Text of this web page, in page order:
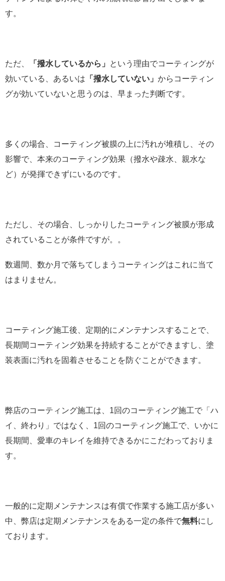
す。
ただ、 「撥水しているから」
という理由でコーティングが
効いている、あるいは 「撥水していない」 からコーティン
グが効いていないと思うのは、早まった判断です。
多くの場合、コーティング被膜の上に汚れが堆積し、その
影響で、本来のコーティング効果（撥水や疎水、親水な
ど）が発揮できずにいるのです。
ただし、その場合、しっかりしたコーティング被膜が形成
されていることが条件ですが。。
数週間、数か月で落ちてしまうコーティングはこれに当て
はまりません。
コーティング施工後、定期的にメンテナンスすることで、
長期間コーティング効果を持続することができますし、塗
装表面に汚れを固着させることを防ぐことができます。
弊店のコーティング施工は、1回のコーティング施工で「ハ
イ、終わり」ではなく、1回のコーティング施工で、いかに
長期間、愛車のキレイを維持できるかにこだわっておりま
す。
一般的に定期メンテナンスは有償で作業する施工店が多い
中、弊店は定期メンテナンスをある一定の条件で無料にし
ております。